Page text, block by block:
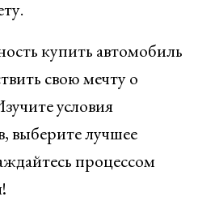
купить автомобиль
свою мечту о
условия
выберите лучшее
процессом